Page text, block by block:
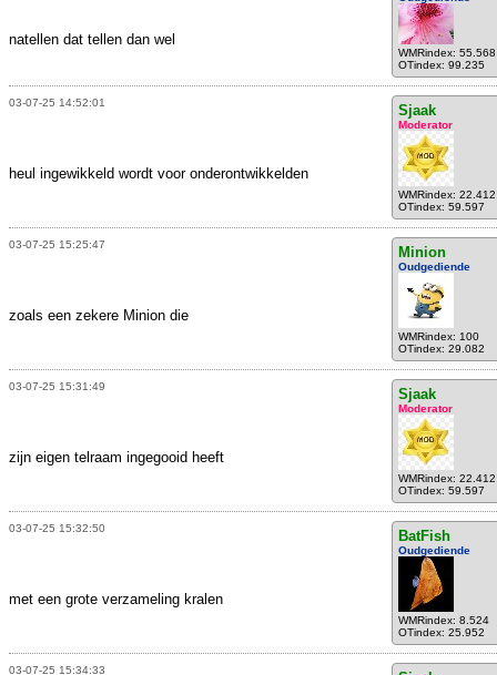
WMRindex: 55.568
OTindex: 99.235
natellen dat tellen dan wel
03-07-25 14:52:01 Sjaak
Moderator
WMRindex: 22.412
OTindex: 59.597
heul ingewikkeld wordt voor onderontwikkelden
03-07-25 15:25:47 Minion
Oudgediende
WMRindex: 100
OTindex: 29.082
zoals een zekere Minion die
03-07-25 15:31:49 Sjaak
Moderator
WMRindex: 22.412
OTindex: 59.597
zijn eigen telraam ingegooid heeft
03-07-25 15:32:50 BatFish
Oudgediende
WMRindex: 8.524
OTindex: 25.952
met een grote verzameling kralen
03-07-25 15:34:33